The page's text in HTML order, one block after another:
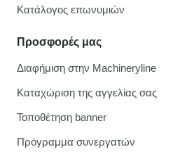
Κατάλογος επωνυμιών
Προσφορές μας
Διαφήμιση στην Machineryline
Καταχώριση της αγγελίας σας
Τοποθέτηση banner
Πρόγραμμα συνεργατών